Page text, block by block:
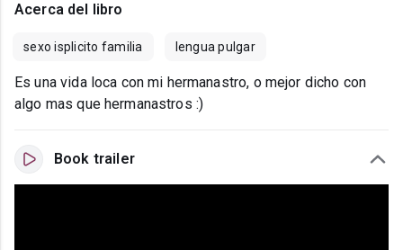
Acerca del libro
sexo isplicito familia lengua pulgar
Es una vida loca con mi hermanastro, o mejor dicho con
algo mas que hermanastros :)
Book trailer